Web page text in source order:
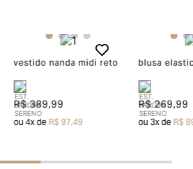
vestido nanda midi reto
R$ 389,99
ou4x deR$ 97,49
blusa
R$ 269,99
ou3x deR$